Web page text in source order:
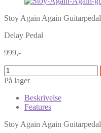
Stoy Again Again Guitarpedal
Delay Pedal
999,-
På lager
Beskrivelse
Features
Stoy Again Again Guitarpedal